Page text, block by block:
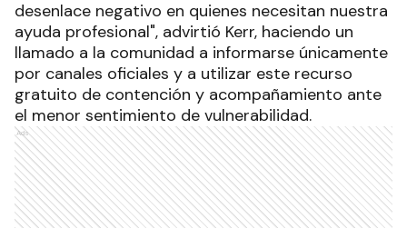
desenlace negativo en quienes necesitan nuestra
ayuda profesional", advirtió Kerr, haciendo un
llamado a la comunidad a informarse únicamente
por canales oficiales y a utilizar este recurso
gratuito de contención y acompañamiento ante
el menor sentimiento de vulnerabilidad.
Ads